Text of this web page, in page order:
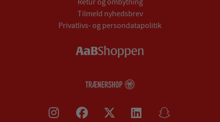
Tilmeld nyhedsbrev
Privatlivs- og persondatapolitik